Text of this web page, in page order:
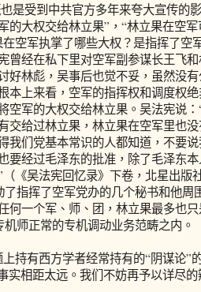
是受到中共官方多年来夸大宣传的
的大权交给林立果”，“林立果在空
空军执掌了哪些大权？是指挥了空
曾经在私下里对空军副参谋长王飞
好林彪，吴事后也觉不妥，虽然没有
本上来看，空军的指挥权和调度权
军的大权交给林立果。吴法宪说：
交给过林立果，林立果在空军里也
我们党基本常识的人都知道，不要
要经过毛泽东的批准，除了毛泽东
《吴法宪回忆录》下卷，北星出版
指挥了空军党办的几个秘书和他周
何一个军、师、团，林立果最多也
师正常的专机调动业务范畴之内。
持有西方学者经常持有的“阴谋论”
实相距太远。我们不妨再予以详尽的